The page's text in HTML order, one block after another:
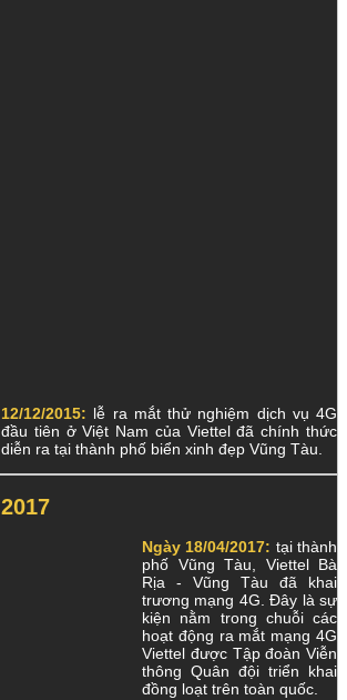
12/12/2015: lễ ra mắt thử nghiệm dịch vụ 4G
đầu tiên ở Việt Nam của Viettel đã chính thức
diễn ra tại thành phố biển xinh đẹp Vũng Tàu.
2017
Ngày 18/04/2017: tại thành
phố Vũng Tàu, Viettel Bà
Rịa - Vũng Tàu đã khai
trương mạng 4G. Đây là sự
kiện nằm trong chuỗi các
hoạt động ra mắt mạng 4G
Viettel được Tập đoàn Viễn
thông Quân đội triển khai
đồng loạt trên toàn quốc.